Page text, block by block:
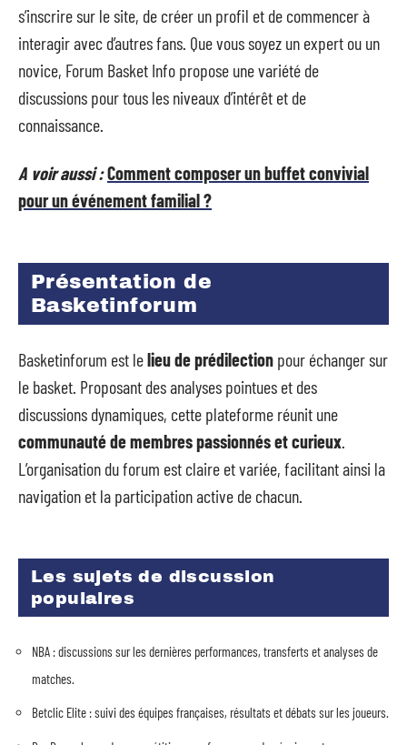
s’inscrire sur le site, de créer un profil et de commencer à
interagir avec d’autres fans. Que vous soyez un expert ou un
novice, Forum Basket Info propose une variété de
discussions pour tous les niveaux d’intérêt et de
connaissance.
A voir aussi :Comment composer un buffet convivial
pour un événement familial ?
Présentation de
Basketinforum
Basketinforum est lelieu de prédilection pour échanger sur
le basket. Proposant des analyses pointues et des
discussions dynamiques, cette plateforme réunit une
communauté de membres passionnés et curieux
L’organisation du forum est claire et variée, facilitant ainsi la
navigation et la participation active de chacun.
Les sujets de discussion
populaires
NBA : discussions sur les dernières performances, transferts et analyses de
matches.
Betclic Elite : suivi des équipes françaises, résultats et débats sur les joueurs.